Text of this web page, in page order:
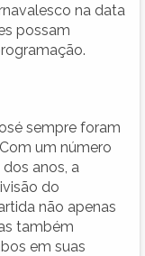
na data
possam
sempre foram
um número
anos, a
do
não apenas
também
em suas